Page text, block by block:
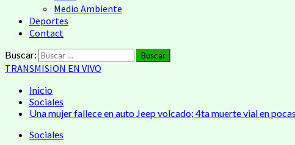
Medio Ambiente
Deportes
Contact
Buscar:
TRANSMISION EN VIVO
Inicio
Sociales
Una mujer fallece en auto Jeep volcado; 4ta muerte vial en
Sociales